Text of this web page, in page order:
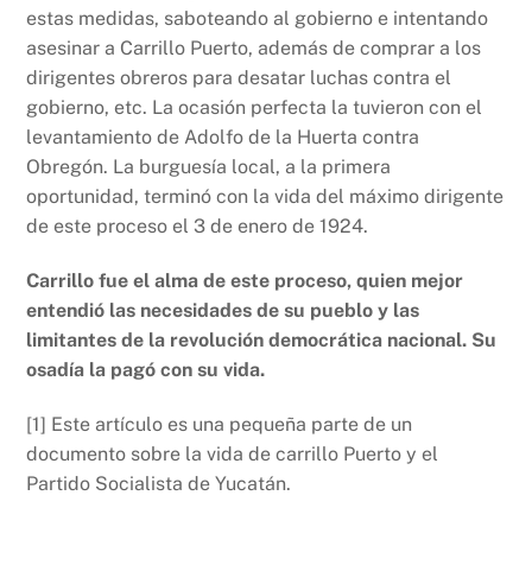
estas medidas, saboteando al gobierno e intentando
asesinar a Carrillo Puerto, además de comprar a los
dirigentes obreros para desatar luchas contra el
gobierno, etc. La ocasión perfecta la tuvieron con el
levantamiento de Adolfo de la Huerta contra
Obregón. La burguesía local, a la primera
oportunidad, terminó con la vida del máximo dirigente
de este proceso el 3 de enero de 1924.
Carrillo fue el alma de este proceso, quien mejor
entendió las necesidades de su pueblo y las
limitantes de la revolución democrática nacional. Su
osadía la pagó con su vida.
[1] Este artículo es una pequeña parte de un
documento sobre la vida de carrillo Puerto y el
Partido Socialista de Yucatán.